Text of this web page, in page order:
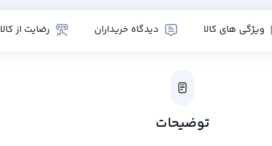
ویژگی های کالا دیدگاه خریداران رضایت از کالا
توضیحات